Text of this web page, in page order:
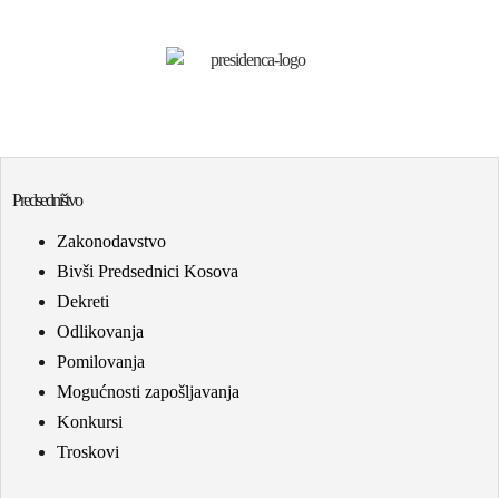
Predsedništvo
Zakonodavstvo
Bivši Predsednici Kosova
Dekreti
Odlikovanja
Pomilovanja
Mogućnosti zapošljavanja
Konkursi
Troskovi